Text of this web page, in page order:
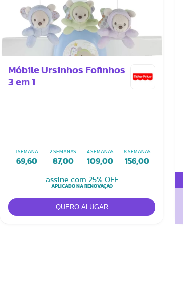
Móbile Ursinhos Fofinhos
3 em 1
1 SEMANA
69,60
2 SEMANAS
87,00
4 SEMANAS
109,00
8 SEMANAS
156,00
assine com 25% OFF
APLICADO NA RENOVAÇÃO